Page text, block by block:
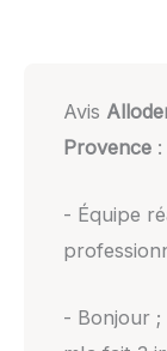
Avis
Provence:
- Équipe
- Bonjour ;